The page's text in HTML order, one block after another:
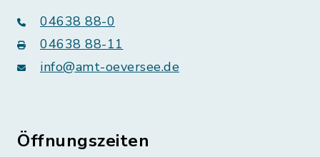
04638 88-0
04638 88-11
info@amt-oeversee.de
Öffnungszeiten